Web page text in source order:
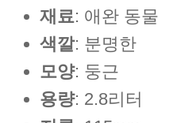
재료: 애완 동물
색깔: 분명한
모양: 둥근
용량: 2.8리터